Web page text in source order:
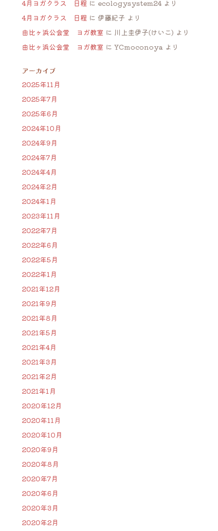
4月ヨガクラス 日程 に ecologysystem24より
4月ヨガクラス 日程 に 伊藤紀子 より
由比ヶ浜公会堂 ヨガ教室 に 川上圭伊子(けいこ) より
由比ヶ浜公会堂 ヨガ教室 に YCmoconoya より
アーカイブ
2025年11月
2025年7月
2025年6月
2024年10月
2024年9月
2024年7月
2024年4月
2024年2月
2024年1月
2023年11月
2022年7月
2022年6月
2022年5月
2022年1月
2021年12月
2021年9月
2021年8月
2021年5月
2021年4月
2021年3月
2021年2月
2021年1月
2020年12月
2020年11月
2020年10月
2020年9月
2020年8月
2020年7月
2020年6月
2020年3月
2020年2月